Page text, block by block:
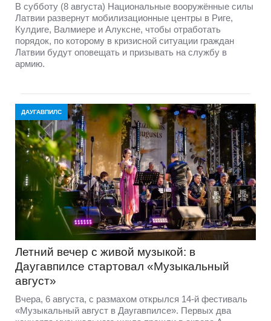
В субботу (8 августа) Национальные вооружённые силы
Латвии развернут мобилизационные центры в Риге,
Кулдиге, Валмиере и Алуксне, чтобы отработать
порядок, по которому в кризисной ситуации граждан
Латвии будут оповещать и призывать на службу в
армию.
ДАУГАВПИЛС
Летний вечер с живой музыкой: в
Даугавпилсе стартовал «Музыкальный
август»
Вчера, 6 августа, с размахом открылся 14-й фестиваль
«Музыкальный август в Даугавпилсе». Первых два